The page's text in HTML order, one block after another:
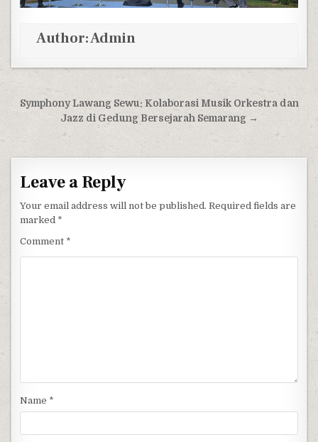
Author:Admin
Post navigation
Symphony Lawang Sewu: Kolaborasi Musik Orkestra dan
Jazz di Gedung Bersejarah Semarang →
Leave a Reply
Your email address will not be published. Required fields are
marked *
Comment *
Name *